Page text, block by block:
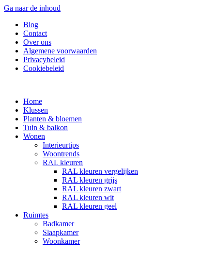
Ga naar de inhoud
Blog
Contact
Over ons
Algemene voorwaarden
Privacybeleid
Cookiebeleid
Home
Klussen
Planten & bloemen
Tuin & balkon
Wonen
Interieurtips
Woontrends
RAL kleuren
RAL kleuren vergelijken
RAL kleuren grijs
RAL kleuren zwart
RAL kleuren wit
RAL kleuren geel
Ruimtes
Badkamer
Slaapkamer
Woonkamer